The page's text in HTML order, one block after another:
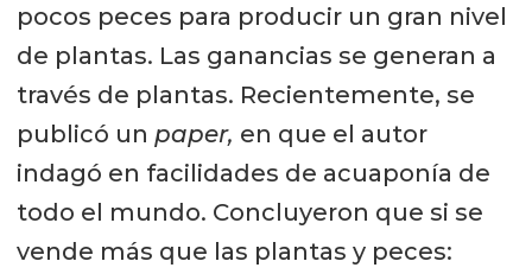
pocos peces para producir un gran nivel
de plantas. Las ganancias se generan a
través de plantas. Recientemente, se
publicó un paper, en que el autor
indagó en facilidades de acuaponía de
todo el mundo. Concluyeron que si se
vende más que las plantas y peces: